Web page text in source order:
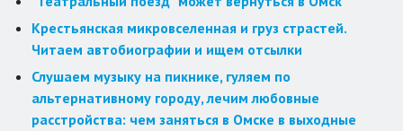
Крестьянская микровселенная и груз страстей.
Читаем автобиографии и ищем отсылки
Слушаем музыку на пикнике, гуляем по
альтернативному городу, лечим любовные
расстройства: чем заняться в Омске в выходные